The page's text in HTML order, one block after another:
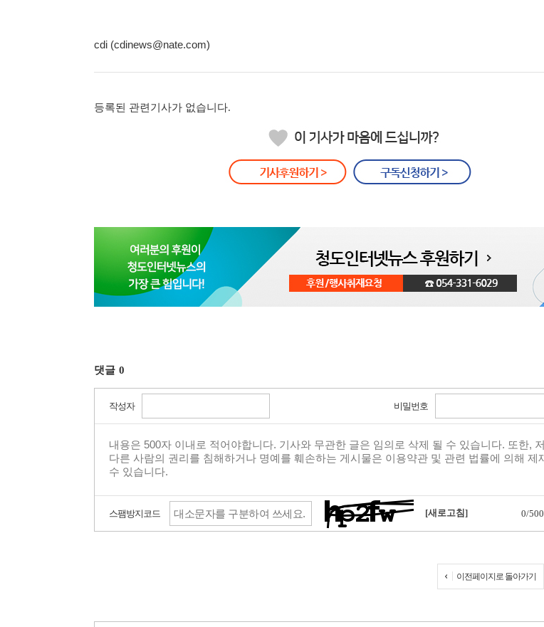
cdi (cdinews@nate.com)
등록된 관련기사가 없습니다.
댓글 0
작성자 비밀번호
스팸방지코드 [새로고침] 0/500
이전페이지로 돌아가기